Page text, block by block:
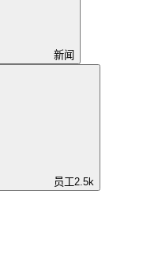
新闻
员工2.5k